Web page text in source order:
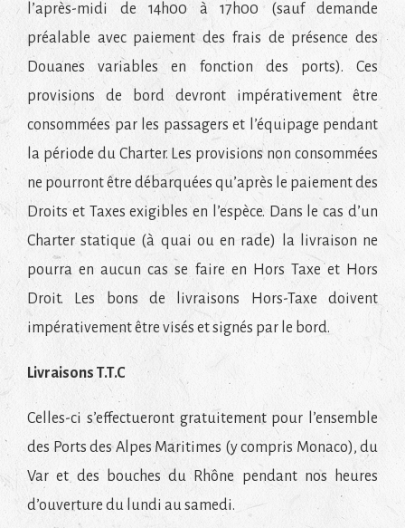
l’après-midi de 14h00 à 17h00 (sauf demande
préalable avec paiement des frais de présence des
Douanes variables en fonction des ports). Ces
provisions de bord devront impérativement être
consommées par les passagers et l’équipage pendant
la période du Charter. Les provisions non consommées
ne pourront être débarquées qu’après le paiement des
Droits et Taxes exigibles en l’espèce. Dans le cas d’un
Charter statique (à quai ou en rade) la livraison ne
pourra en aucun cas se faire en Hors Taxe et Hors
Droit. Les bons de livraisons Hors-Taxe doivent
impérativement être visés et signés par le bord.
Livraisons T.T.C
Celles-ci s’effectueront gratuitement pour l’ensemble
des Ports des Alpes Maritimes (y compris Monaco), du
Var et des bouches du Rhône pendant nos heures
d’ouverture du lundi au samedi.